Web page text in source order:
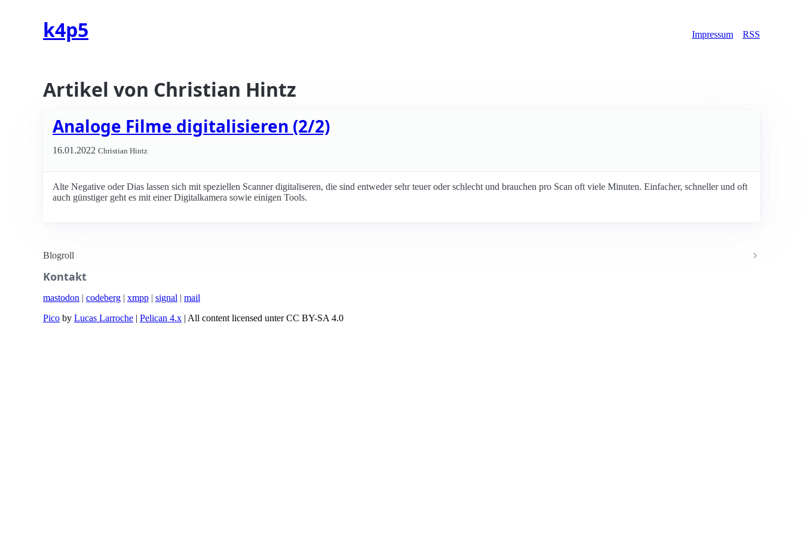
k4p5 Impressum RSS
Artikel von Christian Hintz
Analoge Filme digitalisieren (2/2)
16.01.2022 Christian Hintz
Alte Negative oder Dias lassen sich mit speziellen Scanner digitaliseren, die sind entweder sehr teuer oder schlecht und brauchen pro Scan oft viele Minuten. Einfacher, schneller und oft
auch günstiger geht es mit einer Digitalkamera sowie einigen Tools.
Blogroll
Kontakt
mastodon | codeberg | xmpp | signal | mail
Pico by Lucas Larroche | Pelican 4.x | All content licensed unter CC BY-SA 4.0